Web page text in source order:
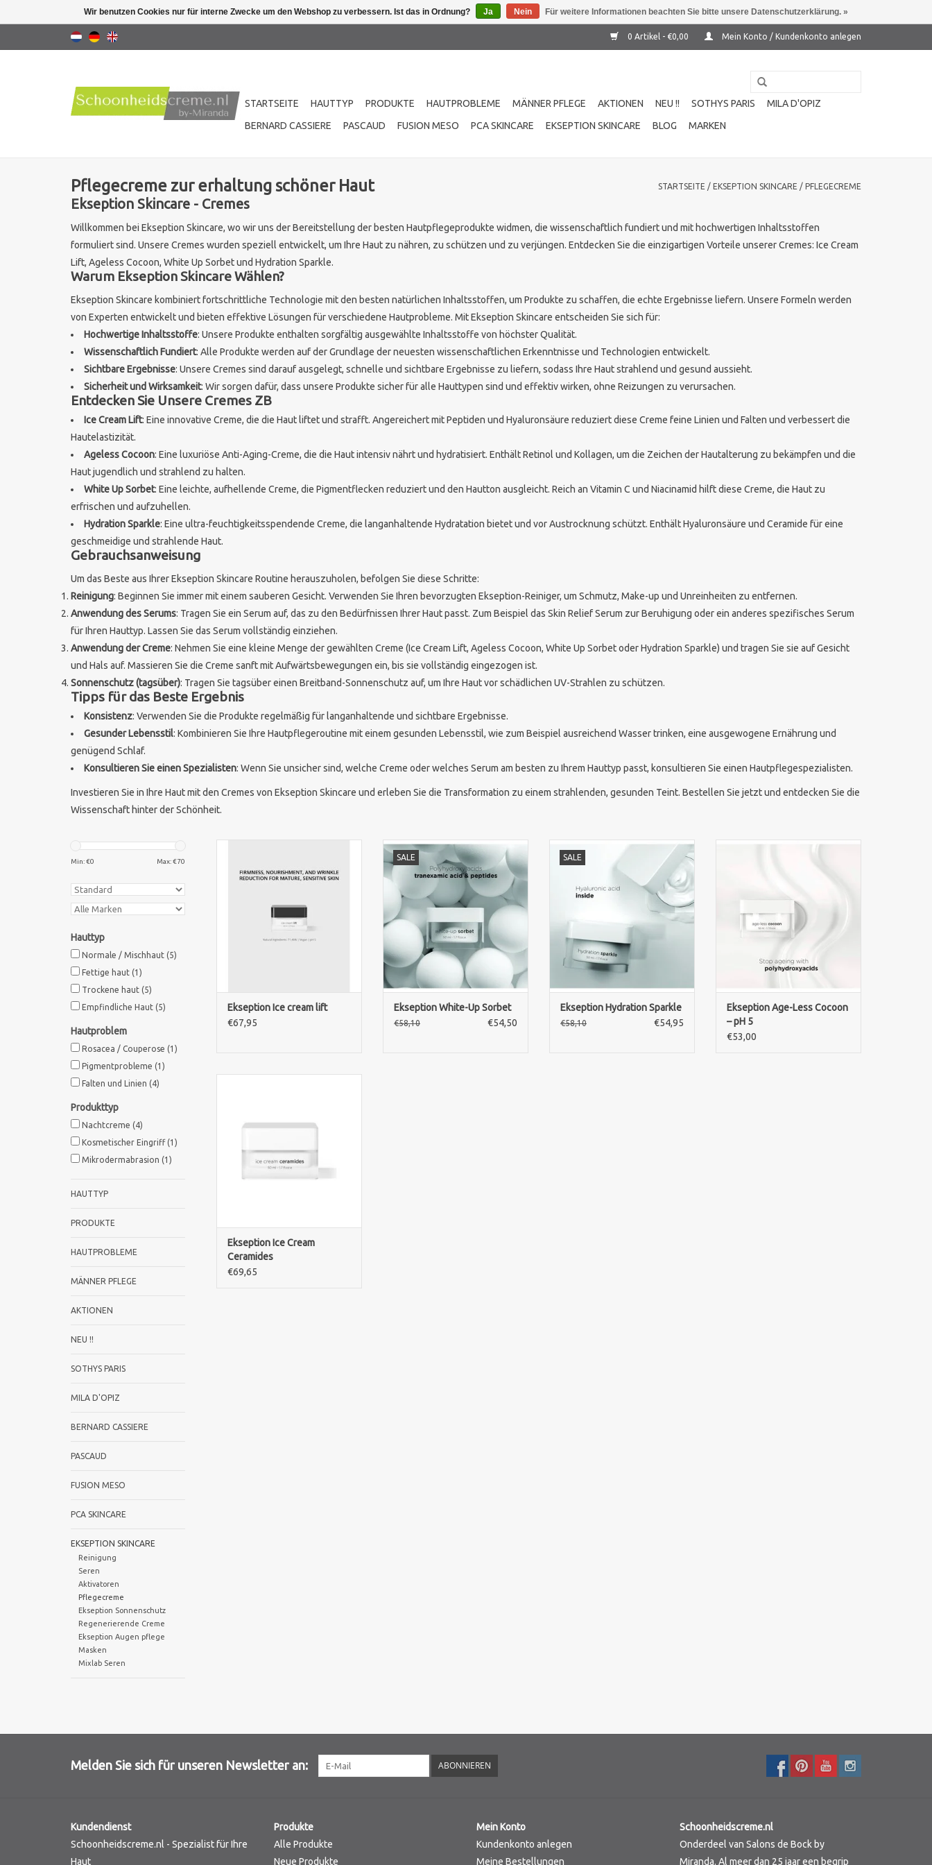
0 Artikel - €0,00 Mein Konto / Kundenkonto anlegen
STARTSEITE HAUTTYP PRODUKTE HAUTPROBLEME MÄNNER PFLEGE AKTIONEN NEU !! SOTHYS PARIS
MILA D'OPIZ
BERNARD CASSIERE
PASCAUD FUSION MESO PCA SKINCARE EKSEPTION SKINCARE BLOG MARKEN
Pflegecreme zur erhaltung schöner Haut STARTSEITE / EKSEPTION SKINCARE / PFLEGECREME
Ekseption Skincare - Cremes
Willkommen bei Ekseption Skincare, wo wir uns der Bereitstellung der besten Hautpflegeprodukte widmen, die wissenschaftlich fundiert und mit hochwertigen Inhaltsstoffen
formuliert sind. Unsere Cremes wurden speziell entwickelt, um Ihre Haut zu nähren, zu schützen und zu verjüngen. Entdecken Sie die einzigartigen Vorteile unserer Cremes: Ice Cream
Lift, Ageless Cocoon, White Up Sorbet und Hydration Sparkle.
Warum Ekseption Skincare Wählen?
Ekseption Skincare kombiniert fortschrittliche Technologie mit den besten natürlichen Inhaltsstoffen, um Produkte zu schaffen, die echte Ergebnisse liefern. Unsere Formeln werden
von Experten entwickelt und bieten effektive Lösungen für verschiedene Hautprobleme. Mit Ekseption Skincare entscheiden Sie sich für:
Hochwertige Inhaltsstoffe: Unsere Produkte enthalten sorgfältig ausgewählte Inhaltsstoffe von höchster Qualität.
Wissenschaftlich Fundiert: Alle Produkte werden auf der Grundlage der neuesten wissenschaftlichen Erkenntnisse und Technologien entwickelt.
Sichtbare Ergebnisse: Unsere Cremes sind darauf ausgelegt, schnelle und sichtbare Ergebnisse zu liefern, sodass Ihre Haut strahlend und gesund aussieht.
Sicherheit und Wirksamkeit: Wir sorgen dafür, dass unsere Produkte sicher für alle Hauttypen sind und effektiv wirken, ohne Reizungen zu verursachen.
Entdecken Sie Unsere Cremes ZB
Ice Cream Lift: Eine innovative Creme, die die Haut liftet und strafft. Angereichert mit Peptiden und Hyaluronsäure reduziert diese Creme feine Linien und Falten und verbessert die
Hautelastizität.
Ageless Cocoon: Eine luxuriöse Anti-Aging-Creme, die die Haut intensiv nährt und hydratisiert. Enthält Retinol und Kollagen, um die Zeichen der Hautalterung zu bekämpfen und die
Haut jugendlich und strahlend zu halten.
White Up Sorbet: Eine leichte, aufhellende Creme, die Pigmentflecken reduziert und den Hautton ausgleicht. Reich an Vitamin C und Niacinamid hilft diese Creme, die Haut zu
erfrischen und aufzuhellen.
Hydration Sparkle: Eine ultra-feuchtigkeitsspendende Creme, die langanhaltende Hydratation bietet und vor Austrocknung schützt. Enthält Hyaluronsäure und Ceramide für eine
geschmeidige und strahlende Haut.
Gebrauchsanweisung
Um das Beste aus Ihrer Ekseption Skincare Routine herauszuholen, befolgen Sie diese Schritte:
Reinigung: Beginnen Sie immer mit einem sauberen Gesicht. Verwenden Sie Ihren bevorzugten Ekseption-Reiniger, um Schmutz, Make-up und Unreinheiten zu entfernen.
Anwendung des Serums: Tragen Sie ein Serum auf, das zu den Bedürfnissen Ihrer Haut passt. Zum Beispiel das Skin Relief Serum zur Beruhigung oder ein anderes spezifisches Serum
für Ihren Hauttyp. Lassen Sie das Serum vollständig einziehen.
Anwendung der Creme: Nehmen Sie eine kleine Menge der gewählten Creme (Ice Cream Lift, Ageless Cocoon, White Up Sorbet oder Hydration Sparkle) und tragen Sie sie auf Gesicht
und Hals auf. Massieren Sie die Creme sanft mit Aufwärtsbewegungen ein, bis sie vollständig eingezogen ist.
Sonnenschutz (tagsüber): Tragen Sie tagsüber einen Breitband-Sonnenschutz auf, um Ihre Haut vor schädlichen UV-Strahlen zu schützen.
Tipps für das Beste Ergebnis
Konsistenz: Verwenden Sie die Produkte regelmäßig für langanhaltende und sichtbare Ergebnisse.
Gesunder Lebensstil: Kombinieren Sie Ihre Hautpflegeroutine mit einem gesunden Lebensstil, wie zum Beispiel ausreichend Wasser trinken, eine ausgewogene Ernährung und
genügend Schlaf.
Konsultieren Sie einen Spezialisten: Wenn Sie unsicher sind, welche Creme oder welches Serum am besten zu Ihrem Hauttyp passt, konsultieren Sie einen Hautpflegespezialisten.
Investieren Sie in Ihre Haut mit den Cremes von Ekseption Skincare und erleben Sie die Transformation zu einem strahlenden, gesunden Teint. Bestellen Sie jetzt und entdecken Sie die
Wissenschaft hinter der Schönheit.
Min: €0 Max: €70
Hauttyp
Normale / Mischhaut (5)
Fettige haut (1)
Trockene haut (5)
Empfindliche Haut (5)
Hautproblem
Rosacea / Couperose (1)
Pigmentprobleme (1)
Falten und Linien (4)
Produkttyp
Nachtcreme (4)
Kosmetischer Eingriff (1)
Mikrodermabrasion (1)
HAUTTYP
PRODUKTE
HAUTPROBLEME
MÄNNER PFLEGE
AKTIONEN
NEU !!
SOTHYS PARIS
MILA D'OPIZ
BERNARD CASSIERE
PASCAUD
FUSION MESO
PCA SKINCARE
EKSEPTION SKINCARE
Reinigung
Seren
Aktivatoren
Pflegecreme
Ekseption Sonnenschutz
Regenerierende Creme
Ekseption Augen pflege
Masken
Mixlab Seren
Haut intensiv hydratisiert, strafft
ZUM WARENKORB HINZUFÜGEN
Ekseption Ice cream lift
€67,95
SALE
Ekseption White-Up Sorbet ist
eine aufhellende und
feuchtigkeitsspendende
Gesichtscreme, die
Pigmentflecken reduziert und für
einen strahlenden, ebenmäßigen
Teint sorgt.
ZUM WARENKORB HINZUFÜGEN
Ekseption White-Up Sorbet
€58,10 €54,50
SALE
Leichte Feuchtigkeitscreme mit
Milchsäure für hydratisierte,
glatte und strahlende Haut. Für
alle Hauttypen geeignet.
ZUM WARENKORB HINZUFÜGEN
Ekseption Hydration Sparkle
€58,10 €54,95
Ekseption Age-Less Cocoon pH 5
intensive Feuchtigkeit und
Hautalterung. Für eine
geschützte und geschmeidige
Haut.
Ekseption Age-Less Cocoon
– pH 5
€53,00
Feuchtigkeit. Ceramide
und sorgen für langanhaltenden
Komfort.
Ekseption Ice Cream
Ceramides
€69,65
Melden Sie sich für unseren Newsletter an: ABONNIEREN
Kundendienst
Schoonheidscreme.nl - Spezialist für Ihre
Haut
Produkte
Alle Produkte
Neue Produkte
Mein Konto
Kundenkonto anlegen
Meine Bestellungen
Schoonheidscreme.nl
Onderdeel van Salons de Bock by
Miranda. Al meer dan 25 jaar een begrip
Wir benutzen Cookies nur für interne Zwecke um den Webshop zu verbessern. Ist das in Ordnung? Ja Nein Für weitere Informationen beachten Sie bitte unsere Datenschutzerklärung. »